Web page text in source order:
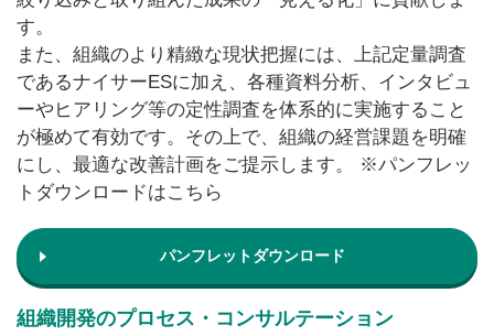
す。
また、組織のより精緻な現状把握には、上記定量調査
であるナイサーESに加え、各種資料分析、インタビュ
ーやヒアリング等の定性調査を体系的に実施すること
が極めて有効です。その上で、組織の経営課題を明確
にし、最適な改善計画をご提示します。 ※パンフレッ
トダウンロードはこちら
パンフレットダウンロード
組織開発のプロセス・コンサルテーション